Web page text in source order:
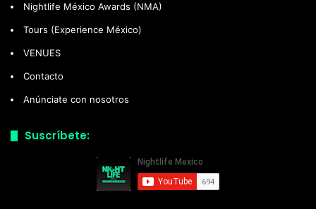
Nightlife México Awards (NMA)
Tours (Experience México)
VENUES
Contacto
Anúnciate con nosotros
Suscríbete: